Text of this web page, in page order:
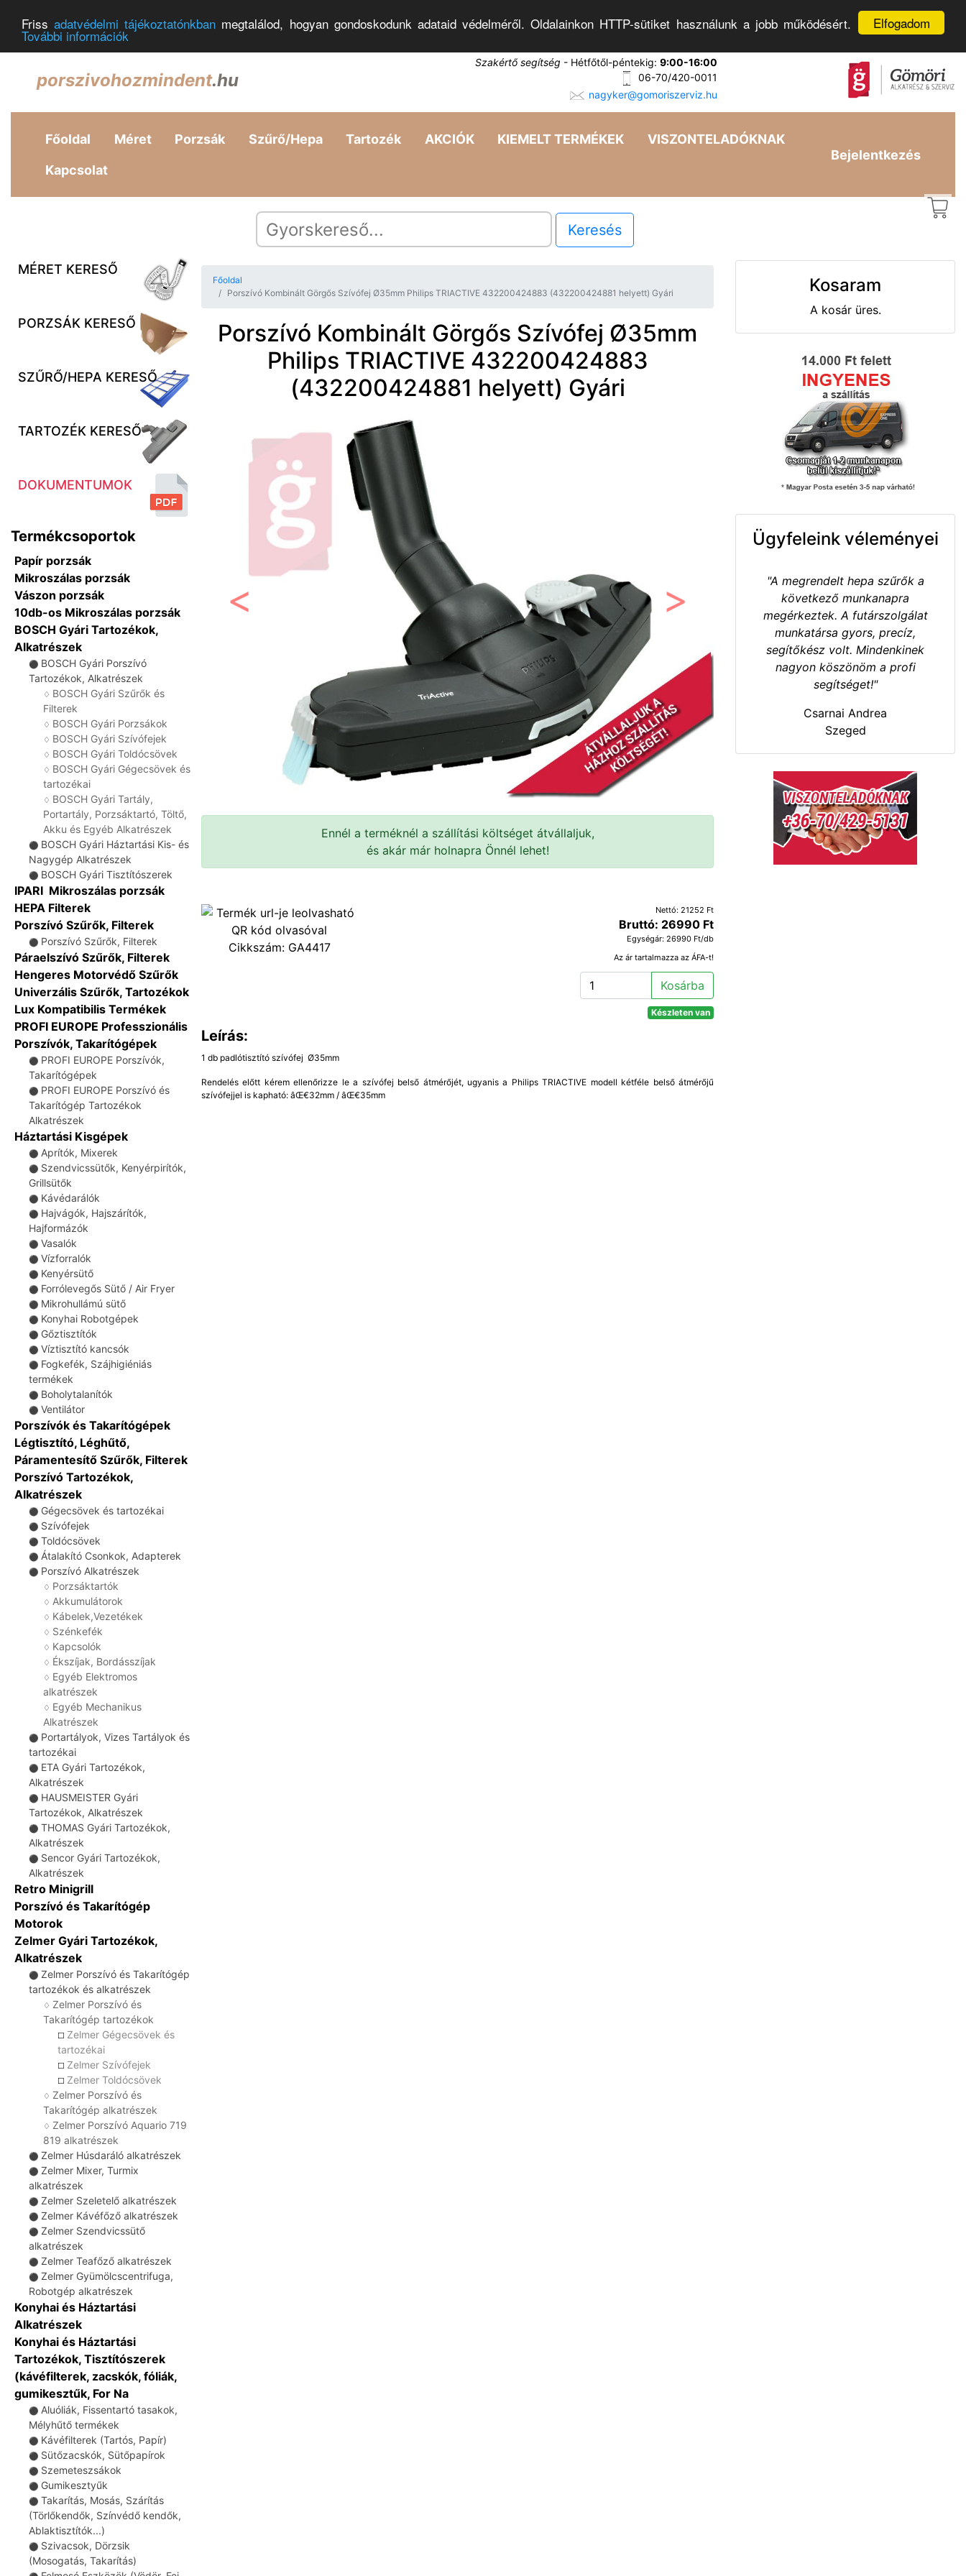
Elfogadom
Frissadatvédelmi tájékoztatónkban megtalálod, hogyan gondoskodunk adataid védelméről. Oldalainkon HTTP-sütiket használunk a jobb működésért.
További információk
porszivohozmindent.hu
Szakértő segítség - Hétfőtől-péntekig: 9:00-16:00
06-70/420-0011
nagyker@gomoriszerviz.hu
Főoldal Méret Porzsák Szűrő/Hepa Tartozék AKCIÓK KIEMELT TERMÉKEK VISZONTELADÓKNAK
Kapcsolat
Bejelentkezés
Keresés
MÉRET KERESŐ
PORZSÁK KERESŐ
SZŰRŐ/HEPA KERESŐ
TARTOZÉK KERESŐ
DOKUMENTUMOK
Termékcsoportok
Papír porzsák
Mikroszálas porzsák
Vászon porzsák
10db-os Mikroszálas porzsák
BOSCH Gyári Tartozékok,
Alkatrészek
⚫ BOSCH Gyári Porszívó
Tartozékok, Alkatrészek
♢ BOSCH Gyári Szűrők és
Filterek
♢ BOSCH Gyári Porzsákok
♢ BOSCH Gyári Szívófejek
♢ BOSCH Gyári Toldócsövek
♢ BOSCH Gyári Gégecsövek és
tartozékai
♢ BOSCH Gyári Tartály,
Portartály, Porzsáktartó, Töltő,
Akku és Egyéb Alkatrészek
⚫ BOSCH Gyári Háztartási Kis- és
Nagygép Alkatrészek
⚫ BOSCH Gyári Tisztítószerek
IPARI Mikroszálas porzsák
HEPA Filterek
Porszívó Szűrők, Filterek
⚫ Porszívó Szűrők, Filterek
Páraelszívó Szűrők, Filterek
Hengeres Motorvédő Szűrők
Univerzális Szűrők, Tartozékok
Lux Kompatibilis Termékek
PROFI EUROPE Professzionális
Porszívók, Takarítógépek
⚫ PROFI EUROPE Porszívók,
Takarítógépek
⚫ PROFI EUROPE Porszívó és
Takarítógép Tartozékok
Alkatrészek
Háztartási Kisgépek
⚫ Aprítók, Mixerek
⚫ Szendvicssütők, Kenyérpirítók,
Grillsütők
⚫ Kávédarálók
⚫ Hajvágók, Hajszárítók,
Hajformázók
⚫ Vasalók
⚫ Vízforralók
⚫ Kenyérsütő
⚫ Forrólevegős Sütő / Air Fryer
⚫ Mikrohullámú sütő
⚫ Konyhai Robotgépek
⚫ Gőztisztítók
⚫ Víztisztító kancsók
⚫ Fogkefék, Szájhigiéniás
termékek
⚫ Boholytalanítók
⚫ Ventilátor
Porszívók és Takarítógépek
Légtisztító, Léghűtő,
Páramentesítő Szűrők, Filterek
Porszívó Tartozékok,
Alkatrészek
⚫ Gégecsövek és tartozékai
⚫ Szívófejek
⚫ Toldócsövek
⚫ Átalakító Csonkok, Adapterek
⚫ Porszívó Alkatrészek
♢ Porzsáktartók
♢ Akkumulátorok
♢ Kábelek,Vezetékek
♢ Szénkefék
♢ Kapcsolók
♢ Ékszíjak, Bordásszíjak
♢ Egyéb Elektromos
alkatrészek
♢ Egyéb Mechanikus
Alkatrészek
⚫ Portartályok, Vizes Tartályok és
tartozékai
⚫ ETA Gyári Tartozékok,
Alkatrészek
⚫ HAUSMEISTER Gyári
Tartozékok, Alkatrészek
⚫ THOMAS Gyári Tartozékok,
Alkatrészek
⚫ Sencor Gyári Tartozékok,
Alkatrészek
Retro Minigrill
Porszívó és Takarítógép
Motorok
Zelmer Gyári Tartozékok,
Alkatrészek
⚫ Zelmer Porszívó és Takarítógép
tartozékok és alkatrészek
♢ Zelmer Porszívó és
Takarítógép tartozékok
☐ Zelmer Gégecsövek és
tartozékai
☐ Zelmer Szívófejek
☐ Zelmer Toldócsövek
♢ Zelmer Porszívó és
Takarítógép alkatrészek
♢ Zelmer Porszívó Aquario 719
819 alkatrészek
⚫ Zelmer Húsdaráló alkatrészek
⚫ Zelmer Mixer, Turmix
alkatrészek
⚫ Zelmer Szeletelő alkatrészek
⚫ Zelmer Kávéfőző alkatrészek
⚫ Zelmer Szendvicssütő
alkatrészek
⚫ Zelmer Teafőző alkatrészek
⚫ Zelmer Gyümölcscentrifuga,
Robotgép alkatrészek
Konyhai és Háztartási
Alkatrészek
Konyhai és Háztartási
Tartozékok, Tisztítószerek
(kávéfilterek, zacskók, fóliák,
gumikesztűk, For Na
⚫ Aluóliák, Fissentartó tasakok,
Mélyhűtő termékek
⚫ Kávéfilterek (Tartós, Papír)
⚫ Sütőzacskók, Sütőpapírok
⚫ Szemeteszsákok
⚫ Gumikesztyűk
⚫ Takarítás, Mosás, Szárítás
(Törlőkendők, Színvédő kendők,
Ablaktisztítók...)
⚫ Szivacsok, Dörzsik
(Mosogatás, Takarítás)
Főoldal
Porszívó Kombinált Görgős Szívófej Ø35mm Philips TRIACTIVE 432200424883 (432200424881 helyett) Gyári
Porszívó Kombinált Görgős Szívófej Ø35mm
Philips TRIACTIVE 432200424883
(432200424881 helyett) Gyári
Előző
Ennél a terméknél a szállítási költséget átvállaljuk,
és akár már holnapra Önnél lehet!
Cikkszám: GA4417
Nettó: 21252 Ft
Bruttó: 26990 Ft
Egységár: 26990 Ft/db
Az ár tartalmazza az ÁFA-t!
Kosárba
Készleten van
Leírás:
1 db padlótisztító szívófej Ø35mm
Rendelés előtt kérem ellenőrizze le a szívófej belső átmérőjét, ugyanis a Philips TRIACTIVE modell kétféle belső átmérőjű
szívófejjel is kapható: âŒ€32mm / âŒ€35mm
Kosaram
A kosár üres.
Ügyfeleink véleményei
"A megrendelt hepa szűrők a
következő munkanapra
megérkeztek. A futárszolgálat
munkatársa gyors, precíz,
segítőkész volt. Mindenkinek
nagyon köszönöm a profi
segítséget!"
Csarnai Andrea
Szeged